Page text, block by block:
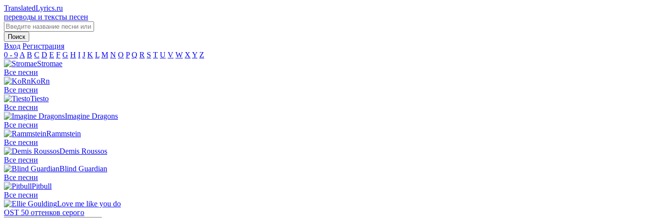
TranslatedLyrics.ru
переводы и тексты песен
Вход Регистрация
0 - 9 A B C D E F G H I J K L M N O P Q R S T U V W X Y Z
Stromae
Все песни
KoRn
Все песни
Tiesto
Все песни
Imagine Dragons
Все песни
Rammstein
Все песни
Demis Roussos
Все песни
Blind Guardian
Все песни
Pitbull
Все песни
Love me like you do
OST 50 оттенков серого